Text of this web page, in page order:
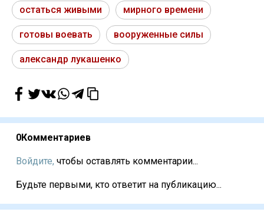
остаться живыми мирного времени
готовы воевать вооруженные силы
александр лукашенко
0Комментариев
Войдите, чтобы оставлять комментарии...
Будьте первыми, кто ответит на публикацию...